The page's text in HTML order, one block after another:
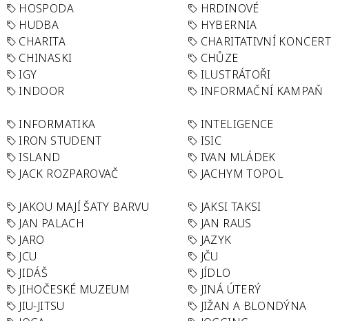
HOSPODA HRDINOVÉ
HUDBA HYBERNIA
CHARITA CHARITATIVNÍ KONCERT
CHINASKI CHŮZE
IGY ILUSTRÁTOŘI
INDOOR INFORMAČNÍ KAMPAŇ
INFORMATIKA INTELIGENCE
IRON STUDENT ISIC
ISLAND IVAN MLÁDEK
JACK ROZPAROVAČ JACHYM TOPOL
JAKOU MAJÍ ŠATY BARVU JAKSI TAKSI
JAN PALACH JAN RAUS
JARO JAZYK
JCU JČU
JIDÁŠ JÍDLO
JIHOČESKÉ MUZEUM JINÁ ÚTERÝ
JIU-JITSU JIŽAN A BLONDÝNA